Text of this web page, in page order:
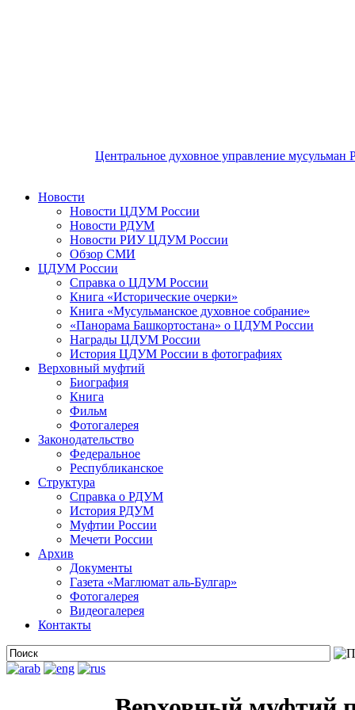
Центральное духовное управление мусульман
Новости
Новости ЦДУМ России
Новости РДУМ
Новости РИУ ЦДУМ России
Обзор СМИ
ЦДУМ России
Справка о ЦДУМ России
Книга «Исторические очерки»
Книга «Мусульманское духовное собрание»
«Панорама Башкортостана» о ЦДУМ России
Награды ЦДУМ России
История ЦДУМ России в фотографиях
Верховный муфтий
Биография
Книга
Фильм
Фотогалерея
Законодательство
Федеральное
Республиканское
Структура
Справка о РДУМ
История РДУМ
Муфтии России
Мечети России
Архив
Документы
Газета «Маглюмат аль-Булгар»
Фотогалерея
Видеогалерея
Контакты